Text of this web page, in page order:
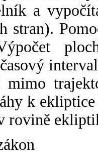
a
stran).
k
rovině